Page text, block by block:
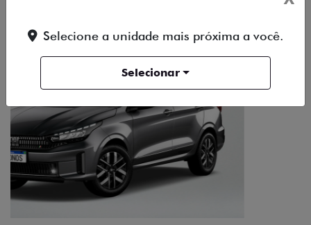
Selecione a unidade mais próxima a você.
Selecionar